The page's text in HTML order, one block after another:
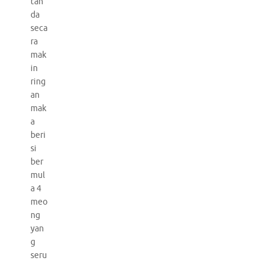
da
seca
ra
mak
in
ring
an
mak
a
beri
si
ber
mul
a 4
meo
ng
yan
g
seru